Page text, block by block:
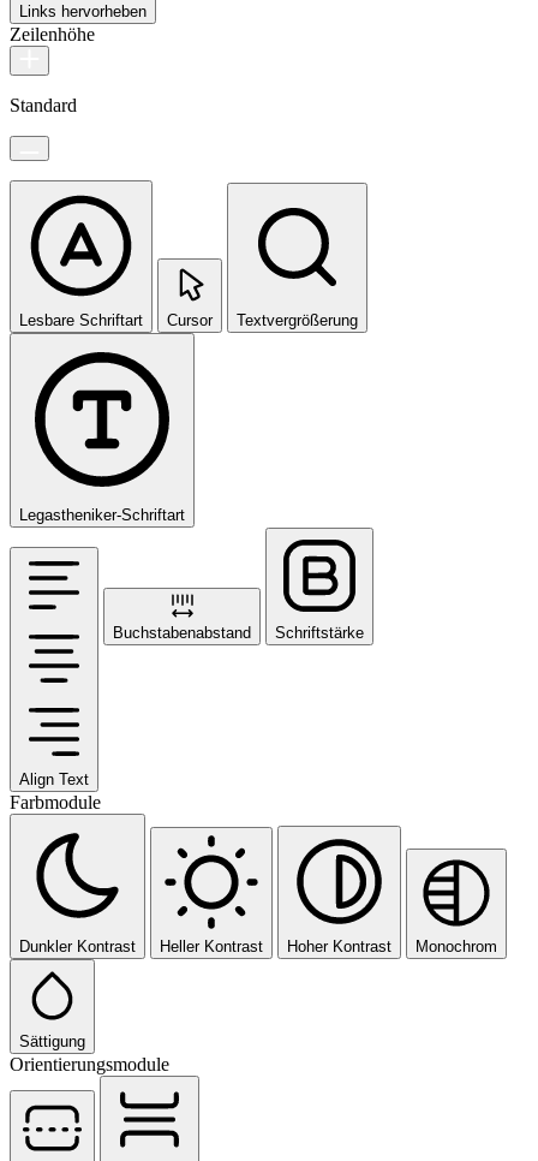
Links hervorheben
Zeilenhöhe
Standard
Lesbare Schriftart Cursor Textvergrößerung
Legastheniker-Schriftart
Align Text
Buchstabenabstand Schriftstärke
Farbmodule
Dunkler Kontrast Heller Kontrast Hoher Kontrast Monochrom
Sättigung
Orientierungsmodule